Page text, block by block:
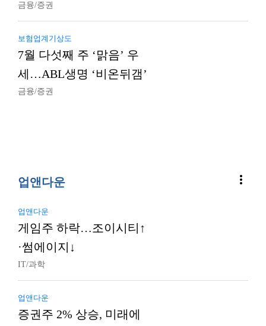
금융/증권
보험업계기상도
7월 다섯째 주 ‘맑음’ 우
세…ABL생명 ‘비온뒤갬’
금융/증권
업앤다운 more_vert
업앤다운
게임주 하락…조이시티↑
·썸에이지↓
IT/과학
업앤다운
증권주 2% 상승, 미래에